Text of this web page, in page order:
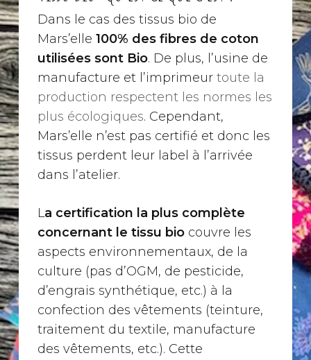
Dans le cas des tissus bio de
Mars’elle 100% des fibres de coton
utilisées sont Bio. De plus, l’usine de
manufacture et l’imprimeur toute la
production respectent les normes les
plus écologiques. Cependant,
Mars’elle n’est pas certifié et donc les
tissus perdent leur label à l’arrivée
dans l’atelier.
La certification la plus complète
concernant le tissu biocouvre les
aspects environnementaux, de la
culture (pas d’OGM, de pesticide,
d’engrais synthétique, etc.) à la
confection des vêtements (teinture,
traitement du textile, manufacture
des vêtements, etc.). Cette